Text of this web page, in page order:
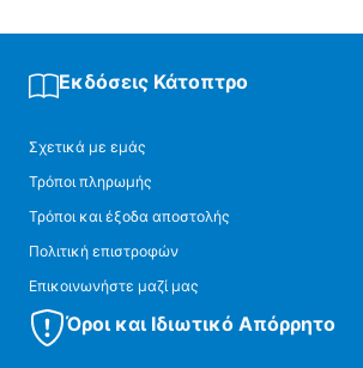
Εκδόσεις Κάτοπτρο
Σχετικά με εμάς
Τρόποι πληρωμής
Τρόποι και έξοδα αποστολής
Πολιτική επιστροφών
Επικοινωνήστε μαζί μας
Όροι και Ιδιωτικό Απόρρητο